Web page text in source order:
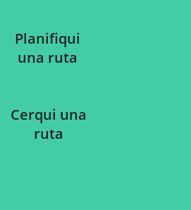
Planifiqui
una ruta
Cerqui una
ruta